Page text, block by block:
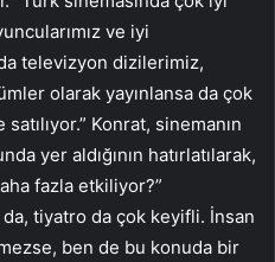
ve iyi
televizyon dizilerimiz,
olarak yayınlansa da çok
satılıyor.” Konrat, sinemanın
yer aldığının hatırlatılarak,
fazla etkiliyor?”
tiyatro da çok keyifli. İnsan
ben de bu konuda bir